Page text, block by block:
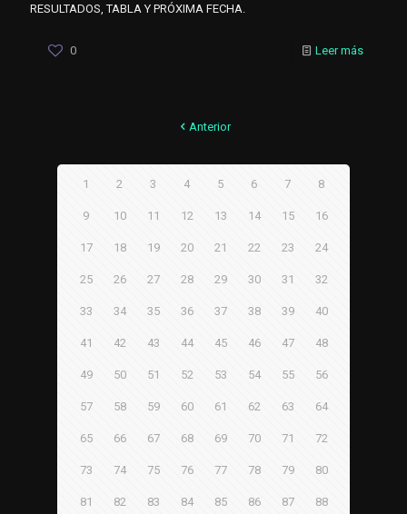
RESULTADOS, TABLA Y PRÓXIMA FECHA.
0 Leer más
Anterior
1 2 3 4 5 6 7 8
9 10 11 12 13 14 15 16
17 18 19 20 21 22 23 24
25 26 27 28 29 30 31 32
33 34 35 36 37 38 39 40
41 42 43 44 45 46 47 48
49 50 51 52 53 54 55 56
57 58 59 60 61 62 63 64
65 66 67 68 69 70 71 72
73 74 75 76 77 78 79 80
81 82 83 84 85 86 87 88